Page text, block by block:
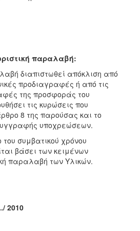
παραλαβή:
διαπιστωθεί απόκλιση από
προδιαγραφές ή από τις
της προσφοράς του
τις κυρώσεις που
8 της παρούσας και το
υποχρεώσεων.
συμβατικού χρόνου
βάσει των κειμένων
παραλαβή των Υλικών.
../ 2010